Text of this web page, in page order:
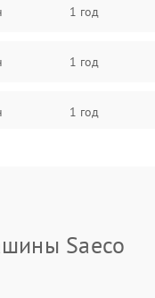
1 год
1 год
1 год
Saeco